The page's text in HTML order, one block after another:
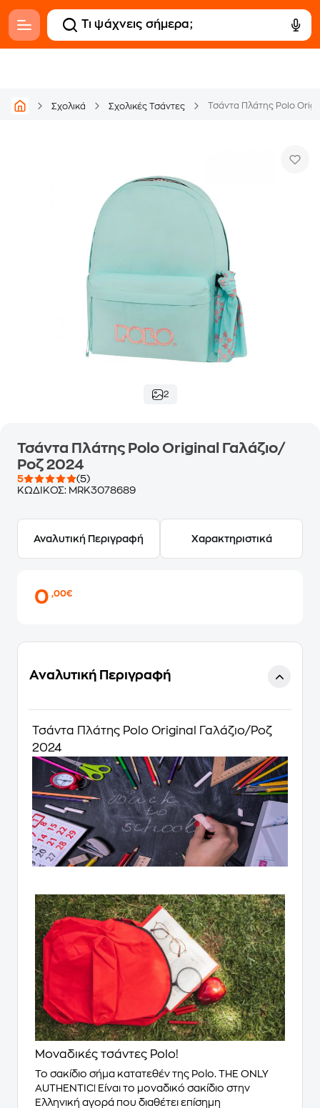
Σχολικά Σχολικές Τσάντες Τσάντα Πλάτης Polo
2
Τσάντα Πλάτης Polo Original Γαλάζιο/
Ροζ 2024
5
(5)
ΚΩΔΙΚΟΣ: MRK3078689
Αναλυτική Περιγραφή Χαρακτηριστικά
0,00€
Αναλυτική Περιγραφή
Τσάντα Πλάτης Polo Original Γαλάζιο/Ροζ
2024
Μοναδικές τσάντες Polo!
Το σακίδιο σήμα κατατεθέν της Polo. THE ONLY
AUTHENTIC! Είναι τo μοναδικό σακίδιο στην
Ελληνική αγορά που διαθέτει επίσημη